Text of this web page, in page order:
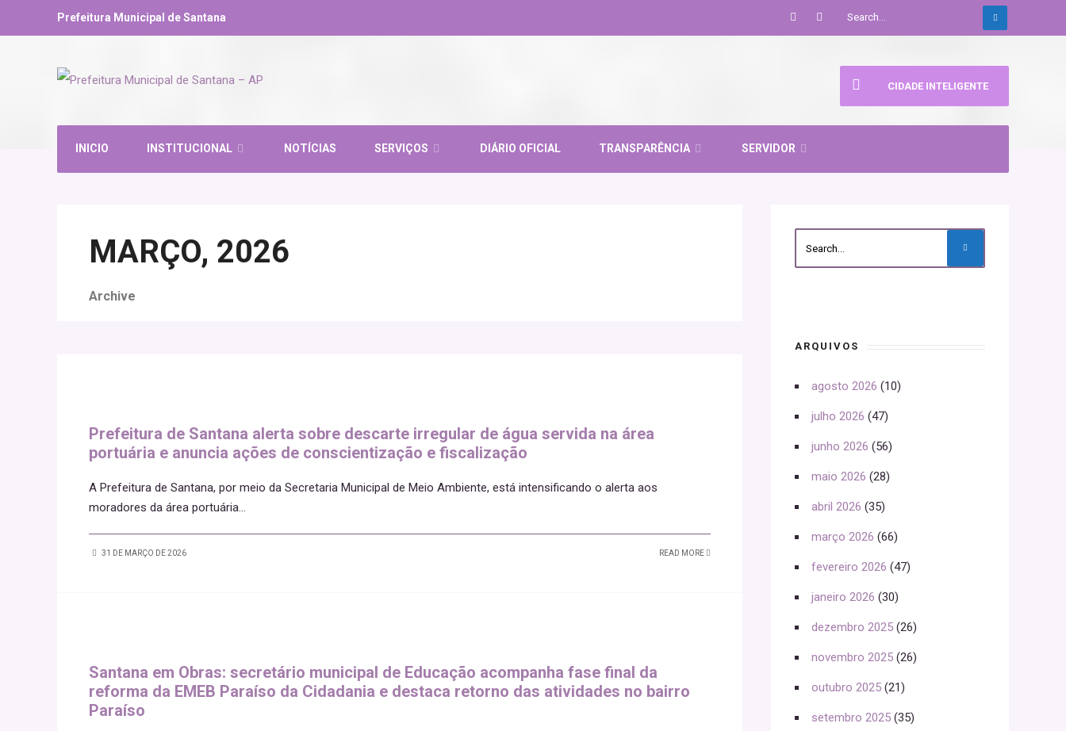
Prefeitura Municipal de Santana
INICIO INSTITUCIONAL NOTÍCIAS SERVIÇOS DIÁRIO OFICIAL TRANSPARÊNCIA SERVIDOR
CIDADE INTELIGENTE
MARÇO, 2026
Archive
Prefeitura de Santana alerta sobre descarte irregular de água servida na área
portuária e anuncia ações de conscientização e fiscalização
A Prefeitura de Santana, por meio da Secretaria Municipal de Meio Ambiente, está intensificando o alerta aos
moradores da área portuária...
31 DE MARÇO DE 2026 READ MORE
Santana em Obras: secretário municipal de Educação acompanha fase final da
reforma da EMEB Paraíso da Cidadania e destaca retorno das atividades no bairro
Paraíso
ARQUIVOS
agosto 2026 (10)
julho 2026 (47)
junho 2026 (56)
maio 2026 (28)
abril 2026 (35)
março 2026 (66)
fevereiro 2026 (47)
janeiro 2026 (30)
dezembro 2025 (26)
novembro 2025 (26)
outubro 2025 (21)
setembro 2025 (35)